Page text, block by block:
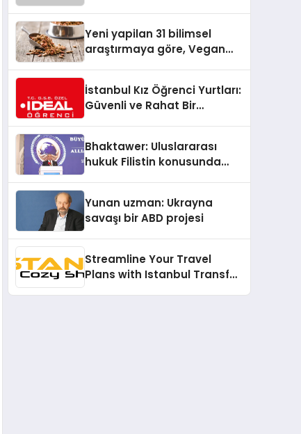
Yeni yapilan 31 bilimsel
araştırmaya göre, Vegan
Sindirildiğini Ortaya Koydu
İstanbul Kız Öğrenci Yurtları:
Güvenli ve Rahat Bir
Bhaktawer: Uluslararası
hukuk Filistin konusunda
Yunan uzman: Ukrayna
savaşı bir ABD projesi
Streamline Your Travel
Plans with Istanbul Transfer